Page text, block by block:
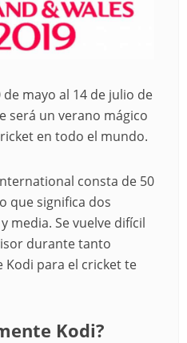
mayo al 14 de julio de
será un verano mágico
en todo el mundo.
consta de 50
que significa dos
media. Se vuelve difícil
durante tanto
Kodi para el cricket te
Kodi?